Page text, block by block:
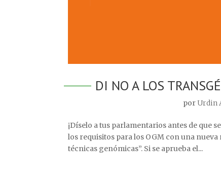
DI NO A LOS
porUrdin
¡Díselo a tus parlamentarios antes de que
los requisitos para los OGM con una
técnicas genómicas”. Si se aprueba el...